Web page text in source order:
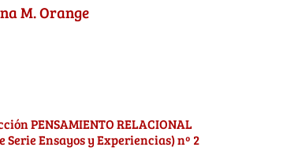
M. Orange
PENSAMIENTO RELACIONAL
Serie Ensayos y Experiencias) nº 2